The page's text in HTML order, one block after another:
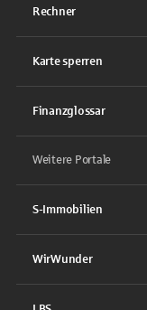
Rechner
Karte sperren
Finanzglossar
Weitere Portale
S-Immobilien
WirWunder